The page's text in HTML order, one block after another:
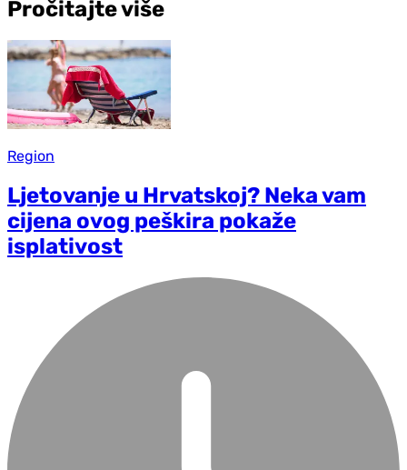
Pročitajte više
Region
Ljetovanje u Hrvatskoj? Neka vam
cijena ovog peškira pokaže
isplativost